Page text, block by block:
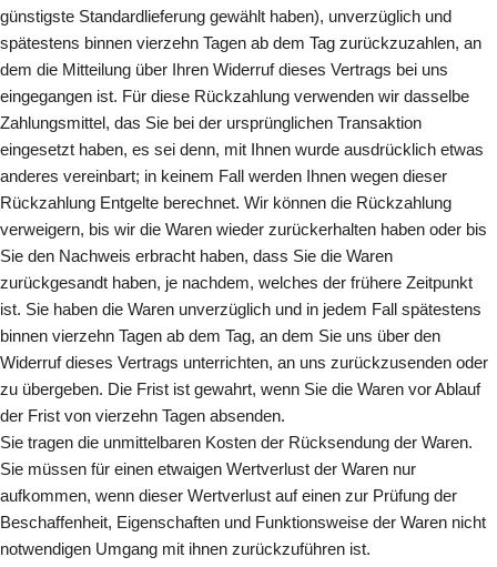
günstigste Standardlieferung gewählt haben), unverzüglich und
spätestens binnen vierzehn Tagen ab dem Tag zurückzuzahlen, an
dem die Mitteilung über Ihren Widerruf dieses Vertrags bei uns
eingegangen ist. Für diese Rückzahlung verwenden wir dasselbe
Zahlungsmittel, das Sie bei der ursprünglichen Transaktion
eingesetzt haben, es sei denn, mit Ihnen wurde ausdrücklich etwas
anderes vereinbart; in keinem Fall werden Ihnen wegen dieser
Rückzahlung Entgelte berechnet. Wir können die Rückzahlung
verweigern, bis wir die Waren wieder zurückerhalten haben oder bis
Sie den Nachweis erbracht haben, dass Sie die Waren
zurückgesandt haben, je nachdem, welches der frühere Zeitpunkt
ist. Sie haben die Waren unverzüglich und in jedem Fall spätestens
binnen vierzehn Tagen ab dem Tag, an dem Sie uns über den
Widerruf dieses Vertrags unterrichten, an uns zurückzusenden oder
zu übergeben. Die Frist ist gewahrt, wenn Sie die Waren vor Ablauf
der Frist von vierzehn Tagen absenden.
Sie tragen die unmittelbaren Kosten der Rücksendung der Waren.
Sie müssen für einen etwaigen Wertverlust der Waren nur
aufkommen, wenn dieser Wertverlust auf einen zur Prüfung der
Beschaffenheit, Eigenschaften und Funktionsweise der Waren nicht
notwendigen Umgang mit ihnen zurückzuführen ist.